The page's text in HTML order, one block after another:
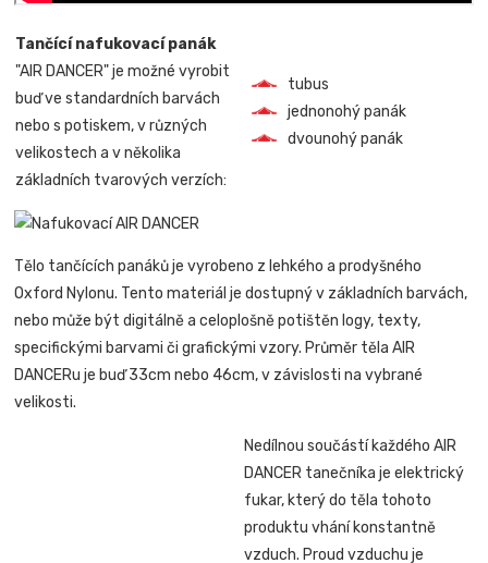
Tančící nafukovací panák
"AIR DANCER" je možné vyrobit
buď ve standardních barvách
nebo s potiskem, v různých
velikostech a v několika
základních tvarových verzích:
tubus
jednonohý panák
dvounohý panák
Tělo tančících panáků je vyrobeno z lehkého a prodyšného
Oxford Nylonu. Tento materiál je dostupný v základních barvách,
nebo může být digitálně a celoplošně potištěn logy, texty,
specifickými barvami či grafickými vzory. Průměr těla AIR
DANCERu je buď 33cm nebo 46cm, v závislosti na vybrané
velikosti.
Nedílnou součástí každého AIR
DANCER tanečníka je elektrický
fukar, který do těla tohoto
produktu vhání konstantně
vzduch. Proud vzduchu je